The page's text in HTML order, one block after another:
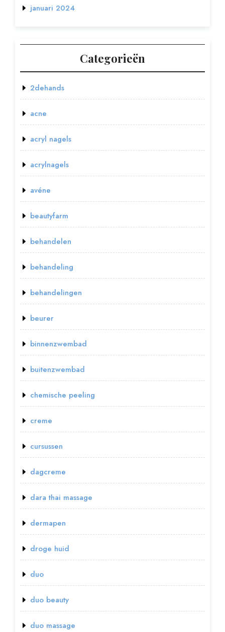
januari 2024
Categorieën
2dehands
acne
acryl nagels
acrylnagels
avéne
beautyfarm
behandelen
behandeling
behandelingen
beurer
binnenzwembad
buitenzwembad
chemische peeling
creme
cursussen
dagcreme
dara thai massage
dermapen
droge huid
duo
duo beauty
duo massage